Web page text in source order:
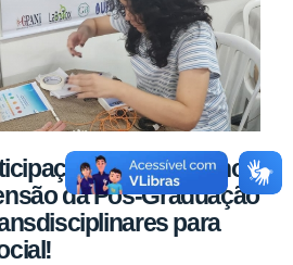
do PPGGB no I
da Pós-Graduação
para